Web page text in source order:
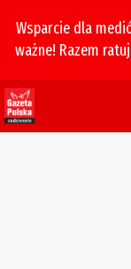
Wsparcie dla
ważne! Razem